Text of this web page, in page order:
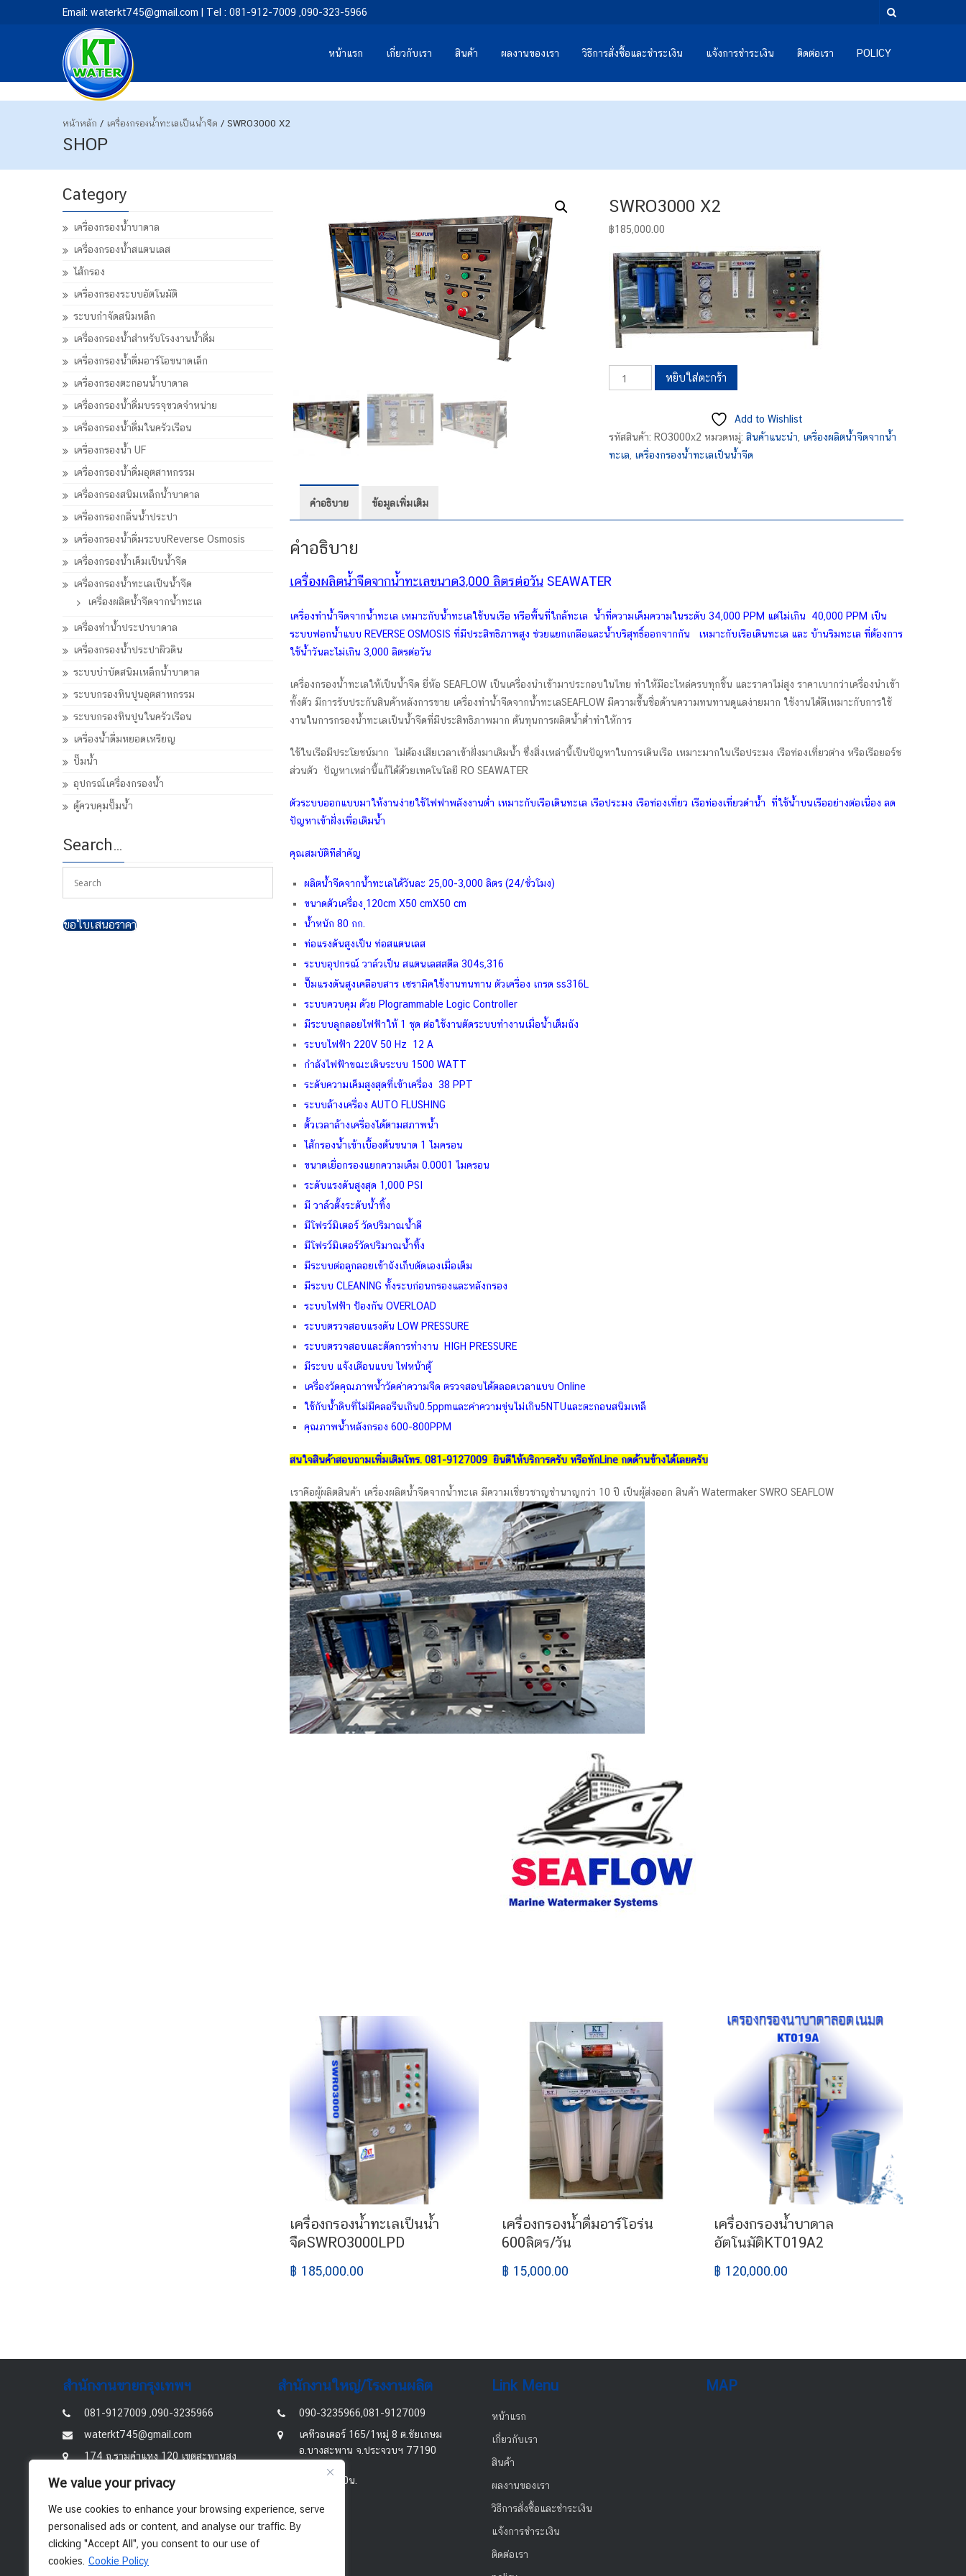
We value your privacy
We use cookies to enhance your browsing experience, serve
personalised ads or content, and analyse our traffic. By
clicking "Accept All", you consent to our use of
cookies. Cookie Policy
Email: waterkt745@gmail.com | Tel : 081-912-7009 ,090-323-5966
หน้าแรก เกี่ยวกับเรา สินค้า ผลงานของเรา วิธีการสั่งซื้อและชำระเงิน แจ้งการชำระเงิน ติดต่อเรา POLICY
หน้าหลัก / เครื่องกรองน้ำทะเลเป็นน้ำจืด / SWRO3000 X2
SHOP
SWRO3000 X2
฿185,000.00
จำนวน
SWRO3000
หยิบใส่ตะกร้า
Add to Wishlist
รหัสสินค้า: RO3000x2 หมวดหมู่:สินค้าแนะนำ เครื่องผลิตน้ำจืดจากน้ำ
ทะเล เครื่องกรองน้ำทะเลเป็นน้ำจืด
คำอธิบาย ข้อมูลเพิ่มเติม
คำอธิบาย
เครื่องผลิตน้ำจืดจากน้ำทะเลขนาด3,000 ลิตรต่อวันSEAWATER
เครื่องทำน้ำจืดจากน้ำทะเล เหมาะกับน้ำทะเลใช้บนเรือ หรือพื้นที่ใกล้ทะเล น้ำที่ความเค็มความในระดับ 34,000 PPM แต่ไม่เกิน 40,000 PPM เป็น
ระบบฟอกน้ำแบบ REVERSE OSMOSIS ที่มีประสิทธิภาพสูง ช่วยแยกเกลือและน้ำบริสุทธิ์ออกจากกัน เหมาะกับเรือเดินทะเล และ บ้านริมทะเล ที่ต้องการ
ใช้น้ำวันละไม่เกิน 3,000 ลิตรต่อวัน
เครื่องกรองน้ำทะเลให้เป็นน้ำจืด ยี่ห้อ SEAFLOW เป็นเครื่องนำเข้ามาประกอบในไทย ทำให้มีอะไหล่ครบทุกชิ้น และราคาไม่สูง ราคาเบากว่าเครื่องนำเข้า
ทั้งตัว มีการรับประกันสินค้าหลังการขาย เครื่องทำน้ำจืดจากน้ำทะเลSEAFLOW มีความขึ้นชื่อด้านความทนทานดูแลง่ายมาก ใช้งานได้ดีเหมาะกับการใช้
งานในการกรองน้ำทะเลเป็นน้ำจืดที่มีประสิทธิภาพมาก ต้นทุนการผลิตน้ำต่ำทำให้การ
ใช้ในเรือมีประโยชน์มาก ไม่ต้องเสียเวลาเข้าฝั่งมาเติมน้ำ ซึ่งสิ่งเหล่านี้เป็นปัญหาในการเดินเรือ เหมาะมากในเรือประมง เรือท่องเที่ยวต่าง หรือเรือยอร์ช
ส่วนตัว ปัญหาเหล่านี้แก้ได้ด้วยเทคโนโลยี RO SEAWATER
ตัวระบบออกแบบมาให้งานง่ายใช้ไฟฟาพลังงานต่ำ เหมาะกับเรือเดินทะเล เรือประมง เรือท่องเที่ยว เรือท่องเที่ยวดำน้ำ ที่ใช้น้ำบนเรืออย่างต่อเนื่อง ลด
ปัญหาเข้าฝั่งเพื่อเติมน้ำ
คุณสมบัติทีสำคัญ
ผลิตน้ำจืดจากน้ำทะเลได้วันละ 25,00-3,000 ลิตร (24/ชั่วโมง)
ขนาดตัวเครื่อง ุ120cm X50 cmX50 cm
น้ำหนัก 80 กก.
ท่อแรงดันสูงเป็น ท่อสแตนเลส
ระบบอุปกรณ์ วาล์วเป็น สแตนเลสสตีล 304s,316
ปํั๊มแรงดันสูงเคลือบสาร เซรามิคใช้งานทนทาน ตัวเครื่อง เกรด ss316L
ระบบควบคุม ด้วย Plogrammable Logic Controller
มีระบบลูกลอยไฟฟ้าให้ 1 ชุด ต่อใช้งานตัดระบบทำงานเมื่อน้ำเต็มถัง
ระบบไฟฟ้า 220V 50 Hz 12 A
กำลังไฟฟ้าขณะเดินระบบ 1500 WATT
ระดับความเค็มสูงสุดที่เข้าเครื่อง 38 PPT
ระบบล้างเครื่อง AUTO FLUSHING
ตั้วเวลาล้างเครื่องได้ตามสภาพน้ำ
ไส้กรองน้ำเข้าเบื้องต้นขนาด 1 ไมครอน
ขนาดเยื่อกรองแยกความเค็ม 0.0001 ไมครอน
ระดับแรงดันสูงสุด 1,000 PSI
มี วาล์วตั้งระดับน้ำทิ้ง
มีโฟรว์มิเตอร์ วัดปริมาณน้ำดี
มีโฟรว์มิเตอร์วัดปริมาณน้ำทิ้ง
มีระบบต่อลูกลอยเข้าถังเก็บตัดเองเมื่อเต็ม
มีระบบ CLEANING ทั้งระบก่อนกรองและหลังกรอง
ระบบไฟฟ้า ป้องกัน OVERLOAD
ระบบตรวจสอบแรงดัน LOW PRESSURE
ระบบตรวจสอบและตัดการทำงาน HIGH PRESSURE
มีระบบ แจ้งเตือนแบบ ไฟหน้าตู้
เครื่องวัดคุณภาพน้ำวัดค่าความจืด ตรวจสอบได้ตลอดเวลาแบบ Online
ใช้กับน้ำดิบที่ไม่มีคลอรีนเกิน0.5ppmและค่าความขุ่นไม่เกิน5NTUและตะกอนสนิมเหล็
คุณภาพน้ำหลังกรอง 600-800PPM
สนใจสินค้าสอบถามเพิ่มเติมโทร. 081-9127009 ยินดีให้บริการครับ หรือทักLine กดด้านข้างได้เลยครับ
เราคือผู้ผลิตสินค้า เครื่องผลิตน้ำจืดจากน้ำทะเล มีความเชี่ยวชาญชำนาญกว่า 10 ปี เป็นผู้ส่งออก สินค้า Watermaker SWRO SEAFLOW
เครื่องกรองน้ำทะเลเป็นน้ำ
จืดSWRO3000LPD
฿ 185,000.00
เครื่องกรองน้ำดื่มอาร์โอร่น
600ลิตร/วัน
฿ 15,000.00
เครื่องกรองน้ำบาดาล
อัตโนมัติKT019A2
฿ 120,000.00
Category
เครื่องกรองน้ำบาดาล
เครื่องกรองน้ำสแตนเลส
ไส้กรอง
เครื่องกรองระบบอัตโนมัติ
ระบบกำจัดสนิมหล็ก
เครื่องกรองน้ำสำหรับโรงงานน้ำดื่ม
เครื่องกรองน้ำดื่มอาร์โอขนาดเล็ก
เครื่องกรองตะกอนน้ำบาดาล
เครื่องกรองน้ำดื่มบรรจุขวดจำหน่าย
เครื่องกรองน้ำดื่มในครัวเรือน
เครื่องกรองน้ำ UF
เครื่องกรองน้ำดื่มอุตสาหกรรม
เครื่องกรองสนิมเหล็กน้ำบาดาล
เครื่องกรองกลิ่นน้ำประปา
เครื่องกรองน้ำดื่มระบบReverse Osmosis
เครื่องกรองน้ำเค็มเป็นน้ำจืด
เครื่องกรองน้ำทะเลเป็นน้ำจืด
เครื่องผลิตน้ำจืดจากน้ำทะเล
เครื่องทำน้ำประปาบาดาล
เครื่องกรองน้ำประปาผิวดิน
ระบบบำบัดสนิมเหล็กน้ำบาดาล
ระบบกรองหินปูนอุตสาหกรรม
ระบบกรองหินปูนในครัวเรือน
เครื่องน้ำดื่มหยอดเหรียญ
ปั๊มน้ำ
อุปกรณ์เครื่องกรองน้ำ
ตู้ควบคุมปั๊มน้ำ
Search…
ขอใบเสนอราคา
สำนักงานขายกรุงเทพฯ
081-9127009 ,090-3235966
waterkt745@gmail.com
174 ถ.รามคำแหง 120 เขตสะพานสูง
8.00-18.00น
สำนักงานใหญ่/โรงงานผลิต
090-3235966,081-9127009
เคทีวอเตอร์ 165/1หมู่ 8 ต.ชัยเกษม
อ.บางสะพาน จ.ประจวบฯ 77190
8.00-17.00น.
Link Menu
หน้าแรก
เกี่ยวกับเรา
สินค้า
ผลงานของเรา
วิธีการสั่งซื้อและชำระเงิน
แจ้งการชำระเงิน
ติดต่อเรา
MAP